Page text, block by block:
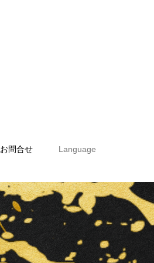
お問合せ Language